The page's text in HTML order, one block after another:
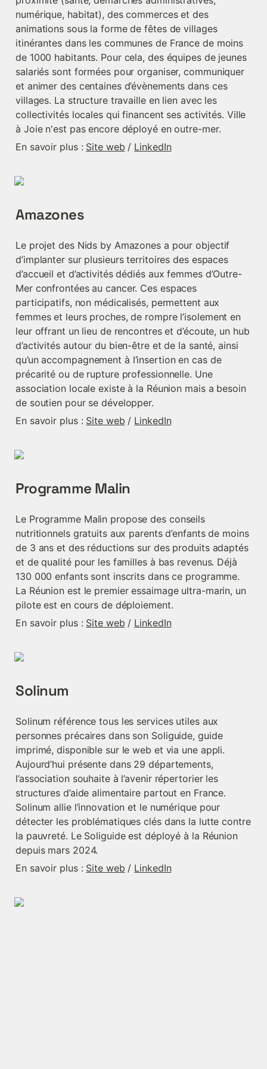
numérique, habitat), des commerces et des
animations sous la forme de fêtes de villages
itinérantes dans les communes de France de moins
de 1000 habitants. Pour cela, des équipes de jeunes
salariés sont formées pour organiser, communiquer
et animer des centaines d’évènements dans ces
villages. La structure travaille en lien avec les
collectivités locales qui financent ses activités. Ville
à Joie n'est pas encore déployé en outre-mer.
En savoir plus : Site web / LinkedIn
Amazones
Le projet des Nids by Amazones a pour objectif
d’implanter sur plusieurs territoires des espaces
d’accueil et d’activités dédiés aux femmes d’Outre-
Mer confrontées au cancer. Ces espaces
participatifs, non médicalisés, permettent aux
femmes et leurs proches, de rompre l’isolement en
leur offrant un lieu de rencontres et d’écoute, un hub
d’activités autour du bien-être et de la santé, ainsi
qu’un accompagnement à l’insertion en cas de
précarité ou de rupture professionnelle. Une
association locale existe à la Réunion mais a besoin
de soutien pour se développer.
En savoir plus : Site web / LinkedIn
Programme Malin
Le Programme Malin propose des conseils
nutritionnels gratuits aux parents d’enfants de moins
de 3 ans et des réductions sur des produits adaptés
et de qualité pour les familles à bas revenus. Déjà
130 000 enfants sont inscrits dans ce programme.
La Réunion est le premier essaimage ultra-marin, un
pilote est en cours de déploiement.
En savoir plus : Site web / LinkedIn
Solinum
Solinum référence tous les services utiles aux
personnes précaires dans son Soliguide, guide
imprimé, disponible sur le web et via une appli.
Aujourd’hui présente dans 29 départements,
l’association souhaite à l’avenir répertorier les
structures d’aide alimentaire partout en France.
Solinum allie l’innovation et le numérique pour
détecter les problématiques clés dans la lutte contre
la pauvreté. Le Soliguide est déployé à la Réunion
depuis mars 2024.
En savoir plus : Site web / LinkedIn